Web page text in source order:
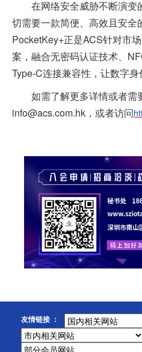
在网络安全威胁不断演变
切需要一款简便、高效且安全
PocketKey+正是ACS针对市
案，融合无密码认证技术、
Type-C连接兼容性，让数字身
如需了解更多详情或者需
info@acs.com.hk，或者访问
友情链接 ：